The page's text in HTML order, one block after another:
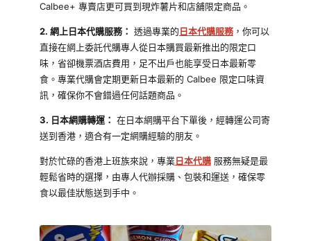
Calbee+ 專賣店更可買到現炸薯片和店舖限定商品。
2. 網上日本代購服務： 透過專業的日本代購服務，你可以
直接在網上委託代購專人從日本購買最新推出的限定口
味，省卻機票酒店費用，足不出戶也能享受日本最新零
食。專業代購會定期更新日本最新的 Calbee 限定口味資
訊，確保你不會錯過任何話題商品。
3. 日本網購轉運： 在日本網購平台下單後，經轉運公司寄
送到香港，適合有一定網購經驗的朋友。
對於忙碌的香港上班族來說，專業日本代購服務無疑是最
輕鬆省時的選擇，由專人代辦採購、包裝和運送，確保零
食以最佳狀態送到手中。